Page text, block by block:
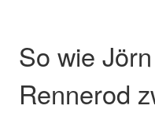
So wie
Rennerod